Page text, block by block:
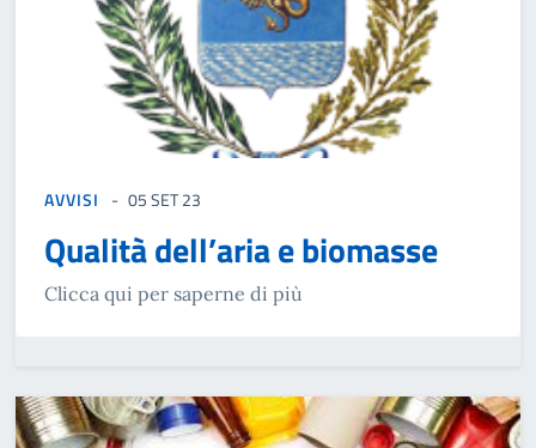
AVVISI 05 SET 23
Qualità dell’aria e biomasse
Clicca qui per saperne di più